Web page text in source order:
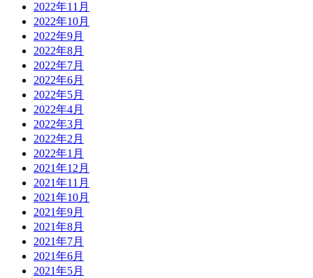
2022年11月
2022年10月
2022年9月
2022年8月
2022年7月
2022年6月
2022年5月
2022年4月
2022年3月
2022年2月
2022年1月
2021年12月
2021年11月
2021年10月
2021年9月
2021年8月
2021年7月
2021年6月
2021年5月